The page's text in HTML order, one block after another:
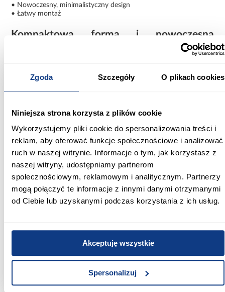
Zgoda Szczegóły O plikach cookies
Niniejsza strona korzysta z plików cookie
Wykorzystujemy pliki cookie do spersonalizowania treści i
reklam, aby oferować funkcje społecznościowe i analizować
ruch w naszej witrynie. Informacje o tym, jak korzystasz z
naszej witryny, udostępniamy partnerom
społecznościowym, reklamowym i analitycznym. Partnerzy
mogą połączyć te informacje z innymi danymi otrzymanymi
od Ciebie lub uzyskanymi podczas korzystania z ich usług.
Akceptuję wszystkie
Spersonalizuj
• Nowoczesny, minimalistyczny design
• Łatwy montaż
Kompaktowa forma i nowoczesna
kompaktowym wymiarom, pojemnej komorze oraz
Informacje Informacje o produkcie
Szerokość [cm]:
80
30.00
32.00
mat
Wykończenie korpusu: